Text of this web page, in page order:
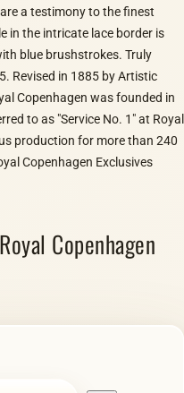
a testimony to the finest
in the intricate lace border is
blue brushstrokes. Truly
Revised in 1885 by Artistic
Copenhagen was founded in
to as "Service No. 1" at Royal
production for more than 240
Copenhagen Exclusives
Copenhagen